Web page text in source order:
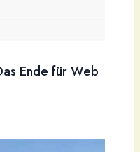
Ende für Web